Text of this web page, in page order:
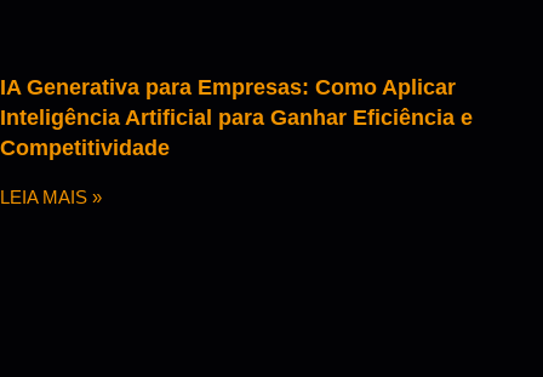
IA Generativa para Empresas: Como Aplicar
Inteligência Artificial para Ganhar Eficiência e
Competitividade
LEIA MAIS »